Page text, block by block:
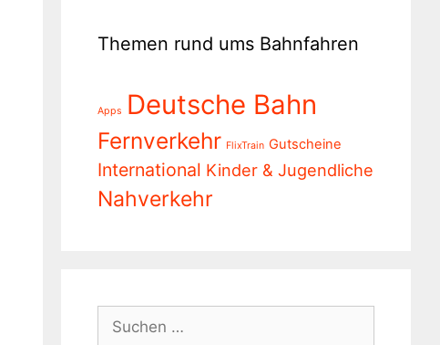
Themen rund ums Bahnfahren
Apps Deutsche Bahn
Fernverkehr FlixTrain Gutscheine
International Kinder & Jugendliche
Nahverkehr
nach: